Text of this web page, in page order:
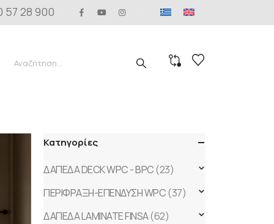
57 28 900
Κατηγορίες
ΔΑΠΕΔΑ DECK WPC - BPC(23)
ΠΕΡΙΦΡΑΞΗ-ΕΠΕΝΔΥΣΗ WPC(37)
ΔΑΠΕΔΑ LAMINATE FINSA(62)